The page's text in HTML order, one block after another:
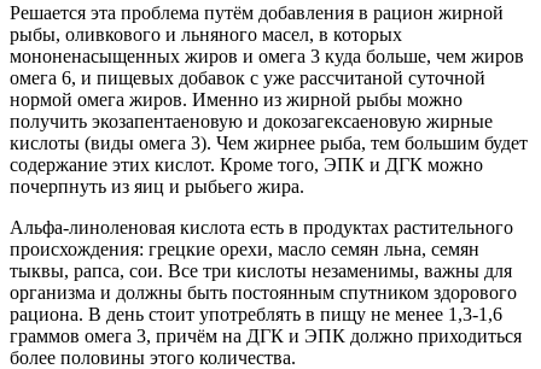
Решается эта проблема путём добавления в рацион жирной
рыбы, оливкового и льняного масел, в которых
мононенасыщенных жиров и омега 3 куда больше, чем жиров
омега 6, и пищевых добавок с уже рассчитаной суточной
нормой омега жиров. Именно из жирной рыбы можно
получить экозапентаеновую и докозагексаеновую жирные
кислоты (виды омега 3). Чем жирнее рыба, тем большим будет
содержание этих кислот. Кроме того, ЭПК и ДГК можно
почерпнуть из яиц и рыбьего жира.
Альфа-линоленовая кислота есть в продуктах растительного
происхождения: грецкие орехи, масло семян льна, семян
тыквы, рапса, сои. Все три кислоты незаменимы, важны для
организма и должны быть постоянным спутником здорового
рациона. В день стоит употреблять в пищу не менее 1,3-1,6
граммов омега 3, причём на ДГК и ЭПК должно приходиться
более половины этого количества.